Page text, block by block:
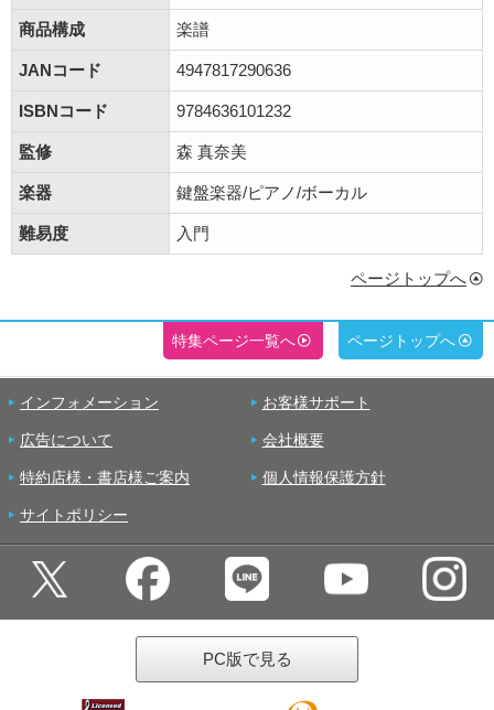
商品構成 楽譜
JANコード 4947817290636
ISBNコード 9784636101232
監修 森 真奈美
楽器 鍵盤楽器/ピアノ/ボーカル
難易度 入門
ページトップへ
特集ページ一覧へ ページトップへ
インフォメーション お客様サポート
広告について 会社概要
特約店様・書店様ご案内 個人情報保護方針
サイトポリシー
PC版で見る